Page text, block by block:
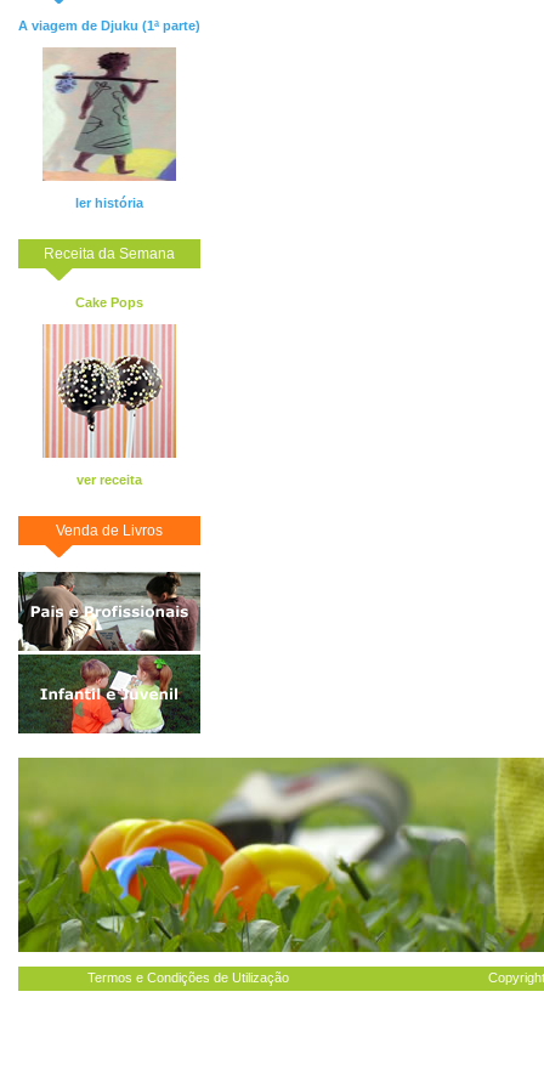
A viagem de Djuku (1ª parte)
ler história
Receita da Semana
Cake Pops
ver receita
Venda de Livros
Termos e Condições de Utilização